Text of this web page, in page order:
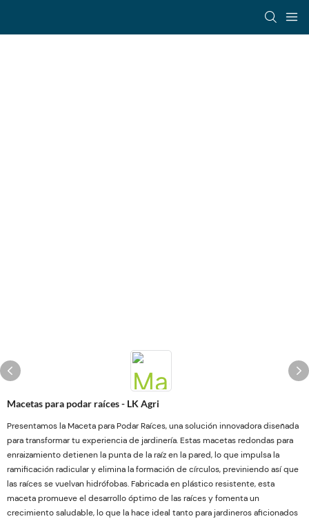
Macetas para podar raíces - LK Agri
Presentamos la Maceta para Podar Raíces, una solución innovadora diseñada
para transformar tu experiencia de jardinería. Estas macetas redondas para
enraizamiento detienen la punta de la raíz en la pared, lo que impulsa la
ramificación radicular y elimina la formación de círculos, previniendo así que
las raíces se vuelvan hidrófobas. Fabricada en plástico resistente, esta
maceta promueve el desarrollo óptimo de las raíces y fomenta un
crecimiento saludable, lo que la hace ideal tanto para jardineros aficionados